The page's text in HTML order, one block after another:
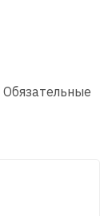
Обязательные